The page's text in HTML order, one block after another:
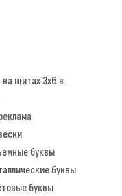
буквы
буквы
буквы